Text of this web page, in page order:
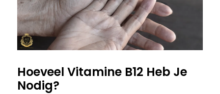
Hoeveel Vitamine B12 Heb Je
Nodig?